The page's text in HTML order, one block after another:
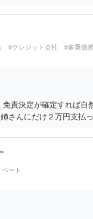
#クレジット会社 #多重債務
責決定が確定すれば自
さんにだけ２万円支払
ート